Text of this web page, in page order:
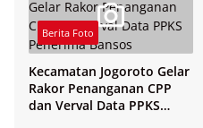
Berita Foto
Kecamatan Jogoroto Gelar
Rakor Penanganan CPP
dan Verval Data PPKS